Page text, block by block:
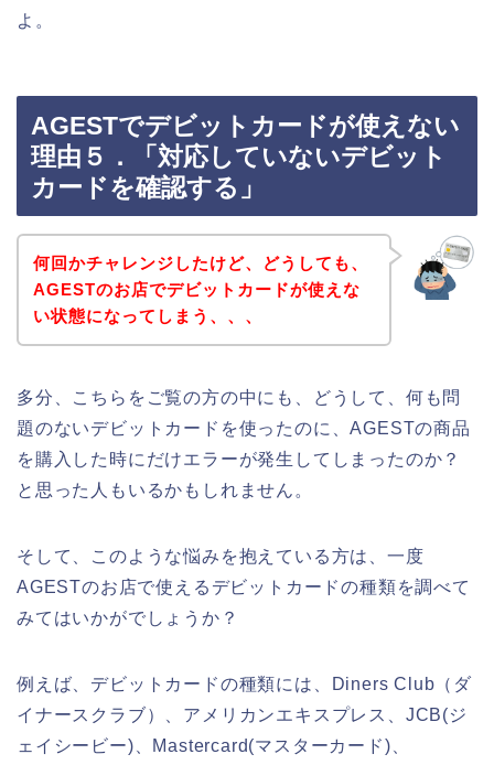
よ。
AGESTでデビットカードが使えない
理由５．「対応していないデビット
カードを確認する」
何回かチャレンジしたけど、どうしても、
AGESTのお店でデビットカードが使えな
い状態になってしまう、、、
多分、こちらをご覧の方の中にも、どうして、何も問
題のないデビットカードを使ったのに、AGESTの商品
を購入した時にだけエラーが発生してしまったのか？
と思った人もいるかもしれません。
そして、このような悩みを抱えている方は、一度
AGESTのお店で使えるデビットカードの種類を調べて
みてはいかがでしょうか？
例えば、デビットカードの種類には、Diners Club（ダ
イナースクラブ）、アメリカンエキスプレス、JCB(ジ
ェイシービー)、Mastercard(マスターカード)、